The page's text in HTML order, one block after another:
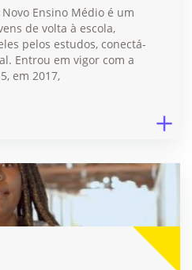
Ensino Médio é um
de volta à escola,
pelos estudos, conectá-
Entrou em vigor com a
em 2017,